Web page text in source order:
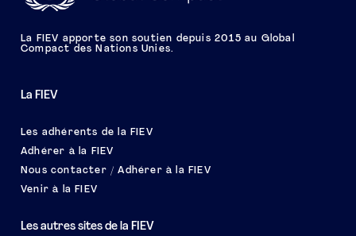
La FIEV
Les adhérents de la FIEV
Adhérer à la FIEV
Nous contacter / Adhérer à la FIEV
Venir à la FIEV
Les autres sites de la FIEV
La FIEV apporte son soutien depuis 2015 au Global
Compact des Nations Unies.